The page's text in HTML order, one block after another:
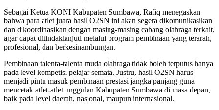
Sebagai Ketua KONI Kabupaten Sumbawa, Rafiq menegaskan
bahwa para atlet juara hasil O2SN ini akan segera dikomunikasikan
dan dikoordinasikan dengan masing-masing cabang olahraga terkait,
agar dapat ditindaklanjuti melalui program pembinaan yang terarah,
profesional, dan berkesinambungan.
Pembinaan talenta-talenta muda olahraga tidak boleh terputus hanya
pada level kompetisi pelajar semata. Justru, hasil O2SN harus
menjadi pintu masuk pembinaan prestasi jangka panjang guna
mencetak atlet-atlet unggulan Kabupaten Sumbawa di masa depan,
baik pada level daerah, nasional, maupun internasional.